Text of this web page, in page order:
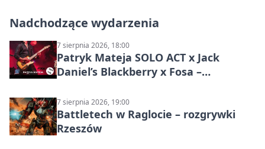
Nadchodzące wydarzenia
7 sierpnia 2026, 18:00
Patryk Mateja SOLO ACT x Jack
Daniel’s Blackberry x Fosa –
7 sierpnia 2026, 19:00
Battletech w Raglocie – rozgrywki
Rzeszów